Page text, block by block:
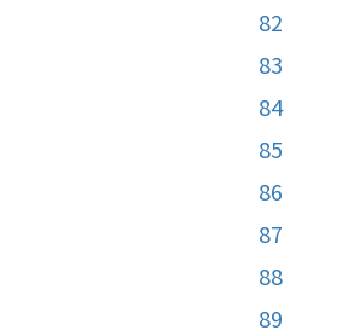
82
83
84
85
86
87
88
89